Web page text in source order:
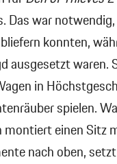
Das war
konnten,
ausgesetzt waren.
in
spielen.
montiert einen Sitz
nach oben,